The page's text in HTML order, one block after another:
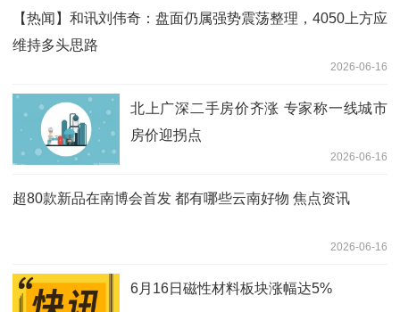
【热闻】和讯刘伟奇：盘面仍属强势震荡整理，4050上方应
维持多头思路
2026-06-16
北上广深二手房价齐涨 专家称一线城市
房价迎拐点
2026-06-16
超80款新品在南博会首发 都有哪些云南好物 焦点资讯
2026-06-16
6月16日磁性材料板块涨幅达5%